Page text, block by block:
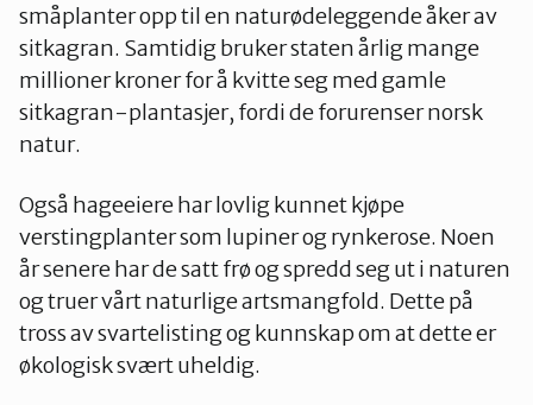
småplanter opp til en naturødeleggende åker av
sitkagran. Samtidig bruker staten årlig mange
millioner kroner for å kvitte seg med gamle
sitkagran-plantasjer, fordi de forurenser norsk
natur.
Også hageeiere har lovlig kunnet kjøpe
verstingplanter som lupiner og rynkerose. Noen
år senere har de satt frø og spredd seg ut i naturen
og truer vårt naturlige artsmangfold. Dette på
tross av svartelisting og kunnskap om at dette er
økologisk svært uheldig.